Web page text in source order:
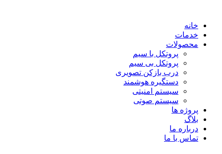
خانه
خدمات
محصولات
پروتکل با سیم
پروتکل بی سیم
درب بازکن تصویری
دستگیره هوشمند
سیستم امنیتی
سیستم صوتی
پروژه ها
بلاگ
درباره ما
تماس با ما